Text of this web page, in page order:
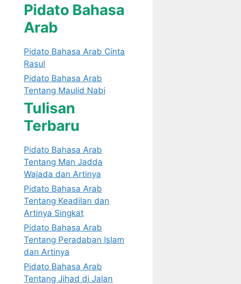
Pidato Bahasa
Arab
Pidato Bahasa Arab Cinta
Rasul
Pidato Bahasa Arab
Tentang Maulid Nabi
Tulisan
Terbaru
Pidato Bahasa Arab
Tentang Man Jadda
Wajada dan Artinya
Pidato Bahasa Arab
Tentang Keadilan dan
Artinya Singkat
Pidato Bahasa Arab
Tentang Peradaban Islam
dan Artinya
Pidato Bahasa Arab
Tentang Jihad di Jalan